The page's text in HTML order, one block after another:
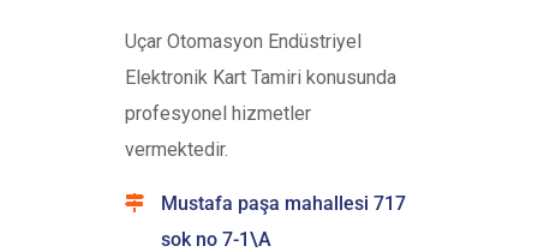
Uçar Otomasyon Endüstriyel
Elektronik Kart Tamiri konusunda
profesyonel hizmetler
vermektedir.
Mustafa paşa mahallesi 717
sok no 7-1\A